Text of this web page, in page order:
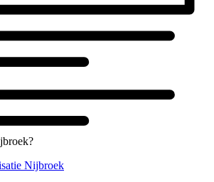
Nijbroek